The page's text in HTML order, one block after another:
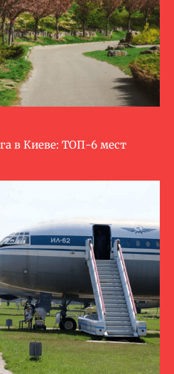
в Киеве: ТОП-6 мест